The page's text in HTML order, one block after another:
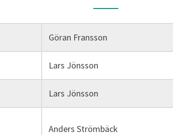
Göran Fransson
Lars Jönsson
Lars Jönsson
Anders Strömbäck